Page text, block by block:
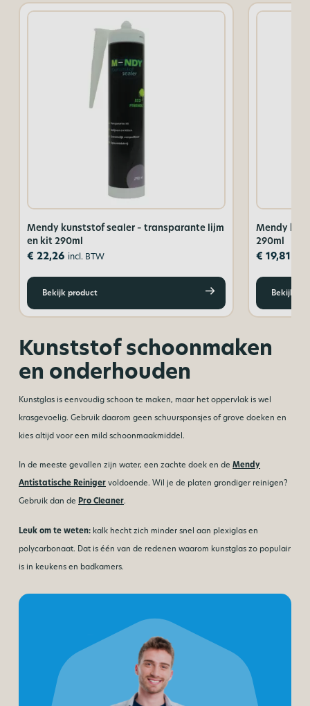
Mendy kunststof sealer – transparante lijm
en kit 290ml
€ 22,26 incl. BTW
Bekijk product
Mendy
290ml
€ 19,81
Bekijk
Kunststof schoonmaken
en onderhouden
Kunstglas is eenvoudig schoon te maken, maar het oppervlak is wel
krasgevoelig. Gebruik daarom geen schuursponsjes of grove doeken en
kies altijd voor een mild schoonmaakmiddel.
In de meeste gevallen zijn water, een zachte doek en deMendy
Antistatische Reiniger voldoende. Wil je de platen grondiger reinigen?
Gebruik dan de Pro Cleaner.
Leuk om te weten: kalk hecht zich minder snel aan plexiglas en
polycarbonaat. Dat is één van de redenen waarom kunstglas zo populair
is in keukens en badkamers.